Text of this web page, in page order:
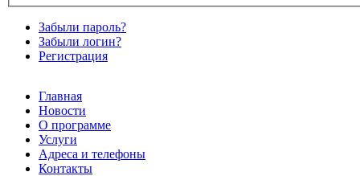
Забыли пароль?
Забыли логин?
Регистрация
Главная
Новости
О программе
Услуги
Адреса и телефоны
Контакты